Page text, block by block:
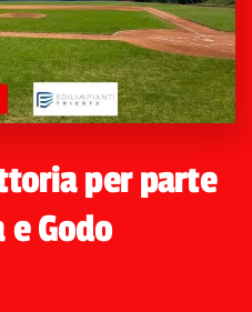
per parte
Godo